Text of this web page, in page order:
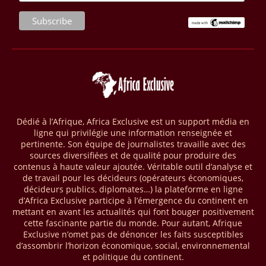
28/03/26 AFRIQUE - MOBILE MONEY
Selon le rapport publié par l’Association mondiale des opérateurs de
par les comptes de mobile money en Afrique au cours de l'année
2025, en hausse d'environ 27 % par rapport à 2024. Le rapport intitulé
« The State of the Industry Report on Mobile Money 2026 » précise
mobile money réalisées à l’échelle mondiale, qui s’est établie à 2091
milliards USD (+23 % par rapport à 2024). L’Afrique a également
enregistré environ 74 % du nombre de transactions de Mobile money
répertoriées l’an passé dans le monde, avec environ 92 milliards de
transactions (+16 % par rapport à 2024) sur un total de 125 milliards
dans le monde.
28/03/26 AFRIQUE - ECONOMIE CREATIVE
Une rapport publié dernièrement par le Boston Consulting Group, et
intitulé « Africa Unleashed: Empowering Women in Creative Industries
», dresse un état des lieux saisissant de l'économie créative africaine
à la fois dynamique et structurellement négligé. Ce secteur,
Dédié à l’Afrique, Africa Exclusive est un support média en
ligne qui privilégie une information renseignée et
pertinente. Son équipe de journalistes travaille avec des
sources diversifiées et de qualité pour produire des
contenus à haute valeur ajoutée. Véritable outil d’analyse et
de travail pour les décideurs (opérateurs économiques,
décideurs publics, diplomates…) la plateforme en ligne
d’Africa Exclusive participe à l’émergence du continent en
mettant en avant les actualités qui font bouger positivement
cette fascinante partie du monde. Pour autant, Afrique
Exclusive n’omet pas de dénoncer les faits susceptibles
d’assombrir l’horizon économique, social, environnemental
et politique du continent.